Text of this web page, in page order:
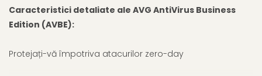
Caracteristici detaliate ale AVG AntiVirus Business
Edition (AVBE):
Protejați-vă împotriva atacurilor zero-day